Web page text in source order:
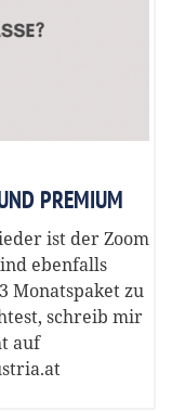
PREMIUM
ist der Zoom
ebenfalls
Monatspaket zu
schreib mir
auf